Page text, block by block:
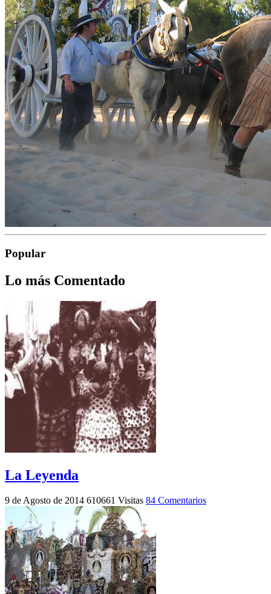
Popular
Lo más Comentado
La Leyenda
9 de Agosto de 2014 610661 Visitas 84 Comentarios